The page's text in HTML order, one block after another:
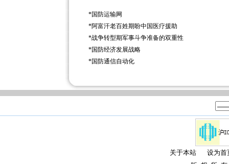
*国防运输网
*阿富汗老百姓期盼中国医疗援助
*战争转型期军事斗争准备的双重性
*国防经济发展战略
*国防通信自动化